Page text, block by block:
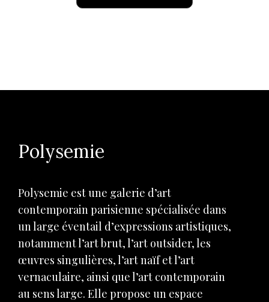
Polysemie
Polysemie est une galerie d’art
contemporain parisienne spécialisée dans
un large éventail d’expressions artistiques,
notamment l’art brut, l’art outsider, les
œuvres singulières, l’art naïf et l’art
vernaculaire, ainsi que l’art contemporain
au sens large. Elle propose un espace